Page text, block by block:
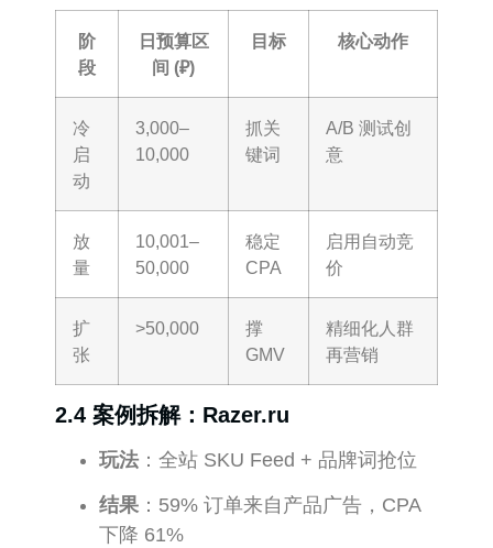
阶
段
日预算区
间 (₽)
目标 核心动作
冷
启
动
3,000–
10,000
抓关
键词
A/B 测试创
意
放
量
10,001–
50,000
稳定
CPA
启用自动竞
价
扩
张
>50,000
撑
GMV
精细化人群
再营销
2.4 案例拆解：Razer.ru
玩法 ：全站 SKU Feed + 品牌词抢位
结果 ：59% 订单来自产品广告，CPA
下降 61%